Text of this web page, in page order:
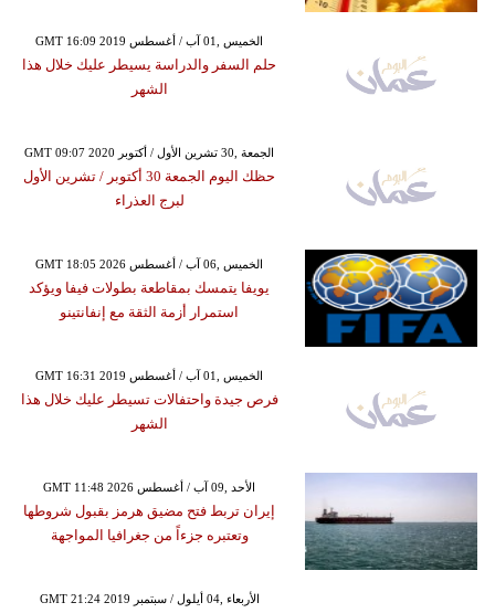
GMT 16:09 2019 الخميس ,01 آب / أغسطس
حلم السفر والدراسة يسيطر عليك خلال هذا
الشهر
GMT 09:07 2020 الجمعة ,30 تشرين الأول / أكتوبر
حظك اليوم الجمعة 30 أكتوبر / تشرين الأول
لبرج العذراء
GMT 18:05 2026 الخميس ,06 آب / أغسطس
يويفا يتمسك بمقاطعة بطولات فيفا ويؤكد
استمرار أزمة الثقة مع إنفانتينو
GMT 16:31 2019 الخميس ,01 آب / أغسطس
فرص جيدة واحتفالات تسيطر عليك خلال هذا
الشهر
GMT 11:48 2026 الأحد ,09 آب / أغسطس
إيران تربط فتح مضيق هرمز بقبول شروطها
وتعتبره جزءاً من جغرافيا المواجهة
GMT 21:24 2019 الأربعاء ,04 أيلول / سبتمبر